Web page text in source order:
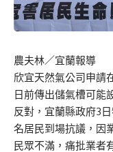
農夫林／宜蘭報導
欣宜天然氣公司申請
日前傳出儲氣槽可能
反對，宜蘭縣政府3
名居民到場抗議，因
民眾不滿，痛批業者